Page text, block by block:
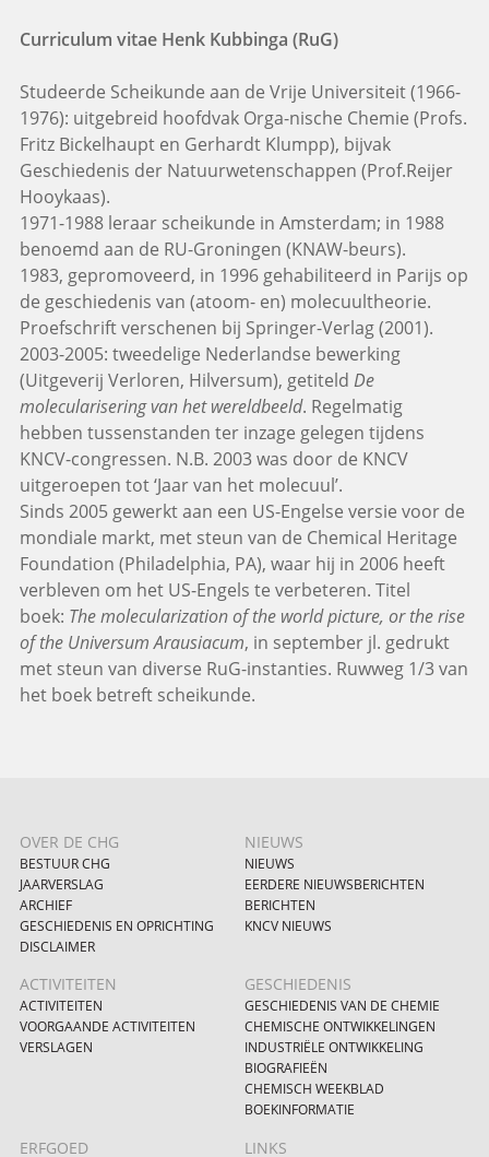
Curriculum vitae Henk Kubbinga (RuG)
Studeerde Scheikunde aan de Vrije Universiteit (1966-
1976): uitgebreid hoofdvak Orga-nische Chemie (Profs.
Fritz Bickelhaupt en Gerhardt Klumpp), bijvak
Geschiedenis der Natuurwetenschappen (Prof.Reijer
Hooykaas).
1971-1988 leraar scheikunde in Amsterdam; in 1988
benoemd aan de RU-Groningen (KNAW-beurs).
1983, gepromoveerd, in 1996 gehabiliteerd in Parijs op
de geschiedenis van (atoom- en) molecuultheorie.
Proefschrift verschenen bij Springer-Verlag (2001).
2003-2005: tweedelige Nederlandse bewerking
(Uitgeverij Verloren, Hilversum), getiteld De
molecularisering van het wereldbeeld. Regelmatig
hebben tussenstanden ter inzage gelegen tijdens
KNCV-congressen. N.B. 2003 was door de KNCV
uitgeroepen tot ‘Jaar van het molecuul’.
Sinds 2005 gewerkt aan een US-Engelse versie voor de
mondiale markt, met steun van de Chemical Heritage
Foundation (Philadelphia, PA), waar hij in 2006 heeft
verbleven om het US-Engels te verbeteren. Titel
boek: The molecularization of the world picture, or the rise
of the Universum Arausiacum, in september jl. gedrukt
met steun van diverse RuG-instanties. Ruwweg 1/3 van
het boek betreft scheikunde.
OVER DE CHG
BESTUUR CHG
JAARVERSLAG
ARCHIEF
GESCHIEDENIS EN OPRICHTING
DISCLAIMER
NIEUWS
NIEUWS
EERDERE NIEUWSBERICHTEN
BERICHTEN
KNCV NIEUWS
ACTIVITEITEN
ACTIVITEITEN
VOORGAANDE ACTIVITEITEN
VERSLAGEN
GESCHIEDENIS
GESCHIEDENIS VAN DE CHEMIE
CHEMISCHE ONTWIKKELINGEN
INDUSTRIËLE ONTWIKKELING
BIOGRAFIEËN
CHEMISCH WEEKBLAD
BOEKINFORMATIE
ERFGOED LINKS